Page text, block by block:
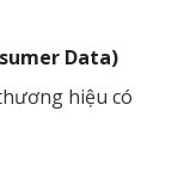
Data)
hiệu có